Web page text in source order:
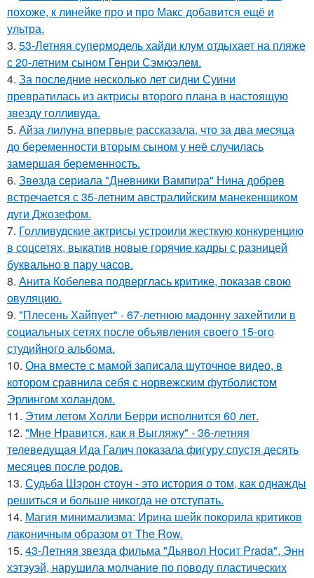
похоже, к линейке про и про Макс добавится ещё и
ультра.
3. 53-Летняя супермодель хайди клум отдыхает на пляже
с 20-летним сыном Генри Сэмюэлем.
4. За последние несколько лет сидни Суини
превратилась из актрисы второго плана в настоящую
звезду голливуда.
5. Айза лилуна впервые рассказала, что за два месяца
до беременности вторым сыном у неё случилась
замершая беременность.
6. Звeздa сериала "Дневники Вампира" Нина добрев
встречается с 35-летним австралийским манекенщиком
дуги Джозефом.
7. Голливудские актрисы устроили жесткую конкуренцию
в соцсетях, выкатив новые горячие кадры с разницей
буквально в пару часов.
8. Анита Кобелева подверглась критике, показав свою
овуляцию.
9. "Плесень Хайпует" - 67-летнюю мадонну захейтили в
социальных сетях после объявления своего 15-ого
студийного альбома.
10. Она вместе с мамой записала шуточное видео, в
котором сравнила себя с норвежским футболистом
Эрлингом холандом.
11. Этим летом Холли Берри исполнится 60 лет.
12. "Мне Нравится, как я Выгляжу" - 36-летняя
телеведущая Ида Галич показала фигуру спустя десять
месяцев после родов.
13. Судьба Шэрон стоун - это история о том, как однажды
решиться и больше никогда не отступать.
14. Магия минимализма: Ирина шейк покорила критиков
лаконичным образом от The Row.
15. 43-Летняя звезда фильма "Дьявол Носит Prada", Энн
хэтэуэй, нарушила молчание по поводу пластических